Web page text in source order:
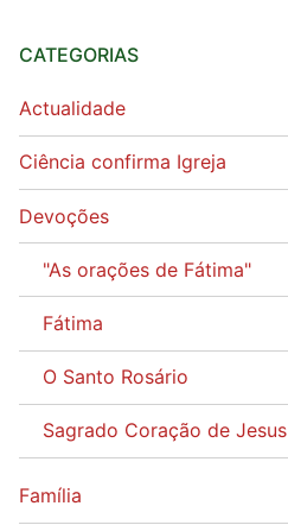
CATEGORIAS
Actualidade
Ciência confirma Igreja
Devoções
"As orações de Fátima"
Fátima
O Santo Rosário
Sagrado Coração de Jesus
Família